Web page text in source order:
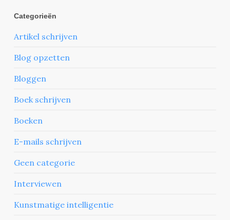
Categorieën
Artikel schrijven
Blog opzetten
Bloggen
Boek schrijven
Boeken
E-mails schrijven
Geen categorie
Interviewen
Kunstmatige intelligentie